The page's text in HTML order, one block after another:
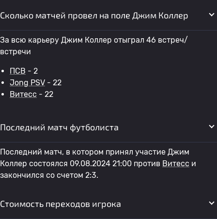
Сколько матчей провел на поле Джим Коллер
За всю карьеру Джим Коллер отыграл 46 встреч/
встречи
ПСВ - 2
Jong PSV - 22
Витесс - 22
Последний матч футболиста
Последний матч, в котором принял участие Джим
Коллер состоялся 09.08.2024 21:00 против Витесс и
закончился со счетом 2:3.
Стоимость переходов игрока